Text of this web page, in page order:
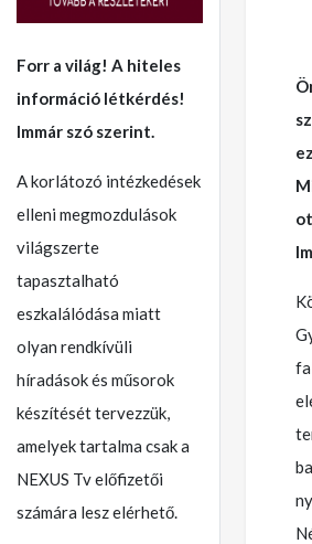
Forr a világ! A hiteles
információ létkérdés!
Immár szó szerint.
A korlátozó intézkedések
elleni megmozdulások
világszerte
tapasztalható
eszkalálódása miatt
olyan rendkívüli
híradások és műsorok
készítését tervezzük,
amelyek tartalma csak a
NEXUS Tv előfizetői
számára lesz elérhető.